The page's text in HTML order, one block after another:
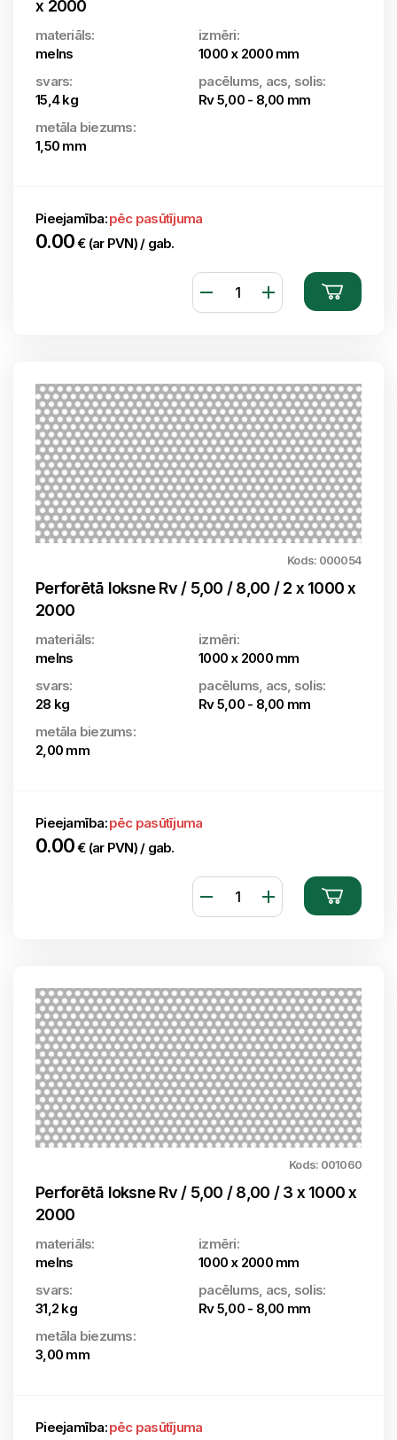
x 2000
materiāls:
melns
izmēri:
1000 x 2000 mm
svars:
15,4 kg
pacēlums, acs, solis:
Rv 5,00 - 8,00 mm
metāla biezums:
1,50 mm
Pieejamība:pēc pasūtījuma
0.00€ (ar PVN) / gab.
Kods: 000054
Perforētā loksne Rv / 5,00 / 8,00 / 2 x 1000 x
2000
materiāls:
melns
izmēri:
1000 x 2000 mm
svars:
28 kg
pacēlums, acs, solis:
Rv 5,00 - 8,00 mm
metāla biezums:
2,00 mm
Pieejamība:pēc pasūtījuma
0.00€ (ar PVN) / gab.
Kods: 001060
Perforētā loksne Rv / 5,00 / 8,00 / 3 x 1000 x
2000
materiāls:
melns
izmēri:
1000 x 2000 mm
svars:
31,2 kg
pacēlums, acs, solis:
Rv 5,00 - 8,00 mm
metāla biezums:
3,00 mm
Pieejamība:pēc pasūtījuma